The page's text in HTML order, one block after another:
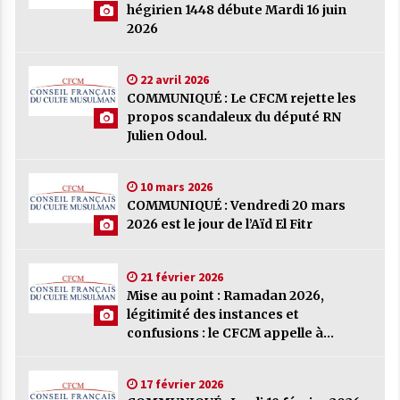
COMMUNIQUÉ : Le CFCM rejette les
22 avril 2026
COMMUNIQUÉ : Vendredi 20 mars 2026
est le jour de l’Aïd El Fitr
Mise au point : Ramadan 2026,
légitimité des instances et confusions :
musulmans de France
COMMUNIQUÉ : Jeudi 19 février 2026
est le premier jour de Ramadan
17 février 2026
COMMUNIQUÉ :
hégirien 1448 débute Mardi 16 juin
2026
22 avril 2026
COMMUNIQUÉ : Le CFCM rejette les
propos scandaleux du député RN
Julien Odoul.
10 mars 2026
COMMUNIQUÉ : Vendredi 20 mars
2026 est le jour de l’Aïd El Fitr
21 février 2026
Mise au point : Ramadan 2026,
légitimité des instances et
confusions : le CFCM appelle à
France
17 février 2026